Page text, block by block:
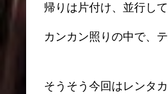
帰りは片付け、並行して
カンカン照りの中で、
そうそう今回はレンタ